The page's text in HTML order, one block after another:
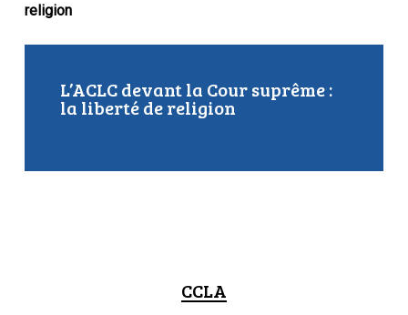
religion
L’ACLC devant la Cour suprême :
la liberté de religion
CCLA